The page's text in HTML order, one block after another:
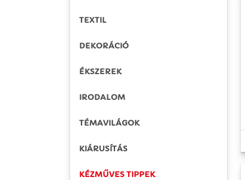
TEXTIL
DEKORÁCIÓ
ÉKSZEREK
IRODALOM
TÉMAVILÁGOK
KIÁRUSÍTÁS
KÉZMŰVES TIPPEK